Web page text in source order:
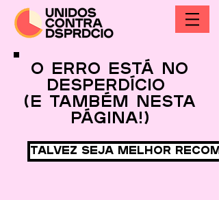
O erro está no
desperdício
(e também nesta
página!)
Talvez seja melhor